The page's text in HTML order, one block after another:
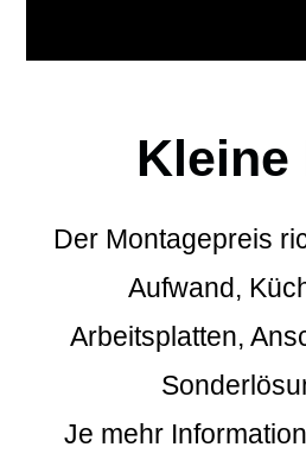
Kleine
Der Montagepreis
Aufwand,
Arbeitsplatten,
Je mehr